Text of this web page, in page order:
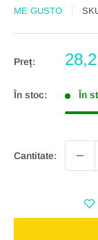
ME GUSTO
Preț:
Preț
În stoc: În
Cantitate: